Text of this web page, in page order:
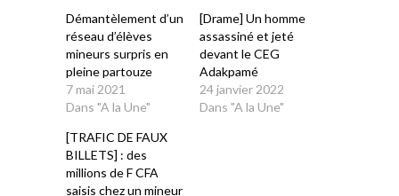
Démantèlement d’un
réseau d’élèves
mineurs surpris en
pleine partouze
7 mai 2021
Dans "A la Une"
[Drame] Un homme
assassiné et jeté
devant le CEG
Adakpamé
24 janvier 2022
Dans "A la Une"
[TRAFIC DE FAUX
BILLETS] : des
millions de F CFA
saisis chez un mineur